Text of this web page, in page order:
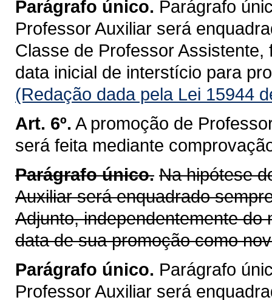
Parágrafo único. Parágrafo
Professor Auxiliar será
Classe de Professor
data inicial de interstício para
(Redação dada pela Lei 15944
Art. 6º. A promoção de
será feita mediante
Parágrafo único. Na hipótese
Auxiliar será enquadrado
Adjunto, independentemente
data de sua promoção como
Parágrafo único. Parágrafo
Professor Auxiliar será